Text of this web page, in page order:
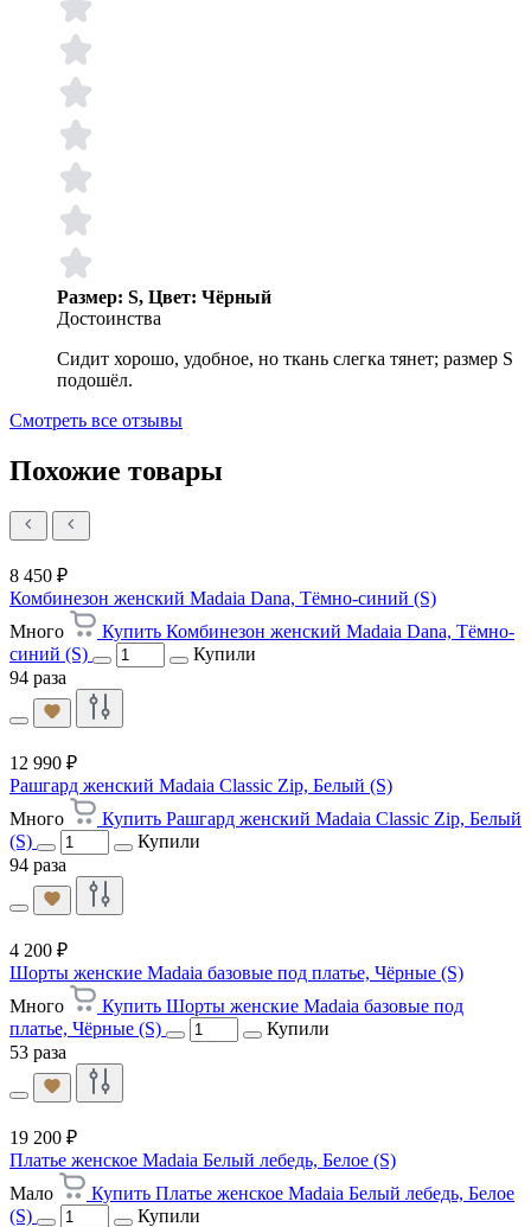
Размер: S, Цвет: Чёрный
Достоинства
Сидит хорошо, удобное, но ткань слегка тянет; размер S
подошёл.
Смотреть все отзывы
Похожие товары
8 450 ₽
Комбинезон женский Madaia Dana, Тёмно-синий (S)
Много
Купить Комбинезон женский Madaia Dana, Тёмно-
синий (S)
Купили
94 раза
12 990 ₽
Рашгард женский Madaia Classic Zip, Белый (S)
Много
Купить Рашгард женский Madaia Classic Zip, Белый
(S)
Купили
94 раза
4 200 ₽
Шорты женские Madaia базовые под платье, Чёрные (S)
Много
Купить Шорты женские Madaia базовые под
платье, Чёрные (S)
Купили
53 раза
19 200 ₽
Платье женское Madaia Белый лебедь, Белое (S)
Мало
Купить Платье женское Madaia Белый лебедь, Белое
(S)
Купили